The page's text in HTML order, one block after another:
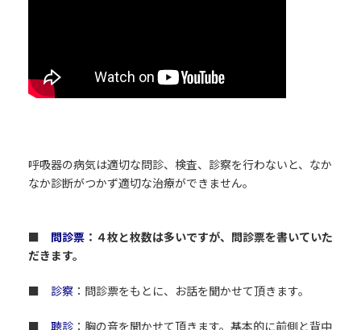
呼吸器の病気は適切な問診、検査、診察を行わないと、なか
なか診断がつかず適切な治療ができません。
■ 問診票：４枚と枚数は多いですが、問診票を書いていた
だきます。
■ 診察：問診票をもとに、お話を聞かせて頂きます。
■ 聴診：胸の音を聞かせて頂きます。基本的に前側と背中